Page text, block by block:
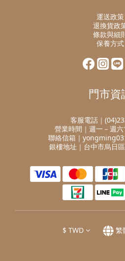
運送政策
退換貨政
條款與細
保養方式
門市資
客服電話｜
營業時間｜週一－週
聯絡信箱｜
銀樓地址｜台中市烏日
$ TWD 繁